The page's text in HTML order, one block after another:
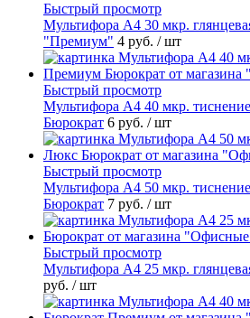
Быстрый просмотр
Мультифора А4 30 мкр.
"Премиум" 4 руб. / шт
Быстрый просмотр
Мультифора А4 40 мкр.
Бюрократ 6 руб. / шт
Быстрый просмотр
Мультифора А4 50 мкр.
Бюрократ 7 руб. / шт
Быстрый просмотр
Мультифора А4 25 мкр.
руб. / шт